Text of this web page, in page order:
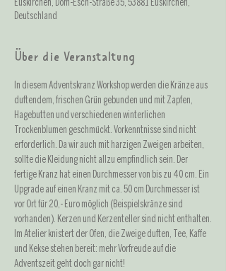
Euskirchen, Dom-Esch-Straße 35, 53881 Euskirchen,
Deutschland
Über die Veranstaltung
In diesem Adventskranz Workshop werden die Kränze aus
duftendem, frischen Grün gebunden und mit Zapfen,
Hagebutten und verschiedenen winterlichen
Trockenblumen geschmückt. Vorkenntnisse sind nicht
erforderlich. Da wir auch mit harzigen Zweigen arbeiten,
sollte die Kleidung nicht allzu empfindlich sein. Der
fertige Kranz hat einen Durchmesser von bis zu 40 cm. Ein
Upgrade auf einen Kranz mit ca. 50 cm Durchmesser ist
vor Ort für 20,- Euro möglich (Beispielskränze sind
vorhanden). Kerzen und Kerzenteller sind nicht enthalten.
Im Atelier knistert der Ofen, die Zweige duften, Tee, Kaffe
und Kekse stehen bereit: mehr Vorfreude auf die
Adventszeit geht doch gar nicht!